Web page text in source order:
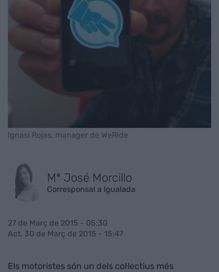
Ignasi Rojas, manager de WeRide
Mª José Morcillo
Corresponsal a Igualada
27 de Març de 2015 - 05:30
Act. 30 de Març de 2015 - 15:47
Els motoristes són un dels col·lectius més